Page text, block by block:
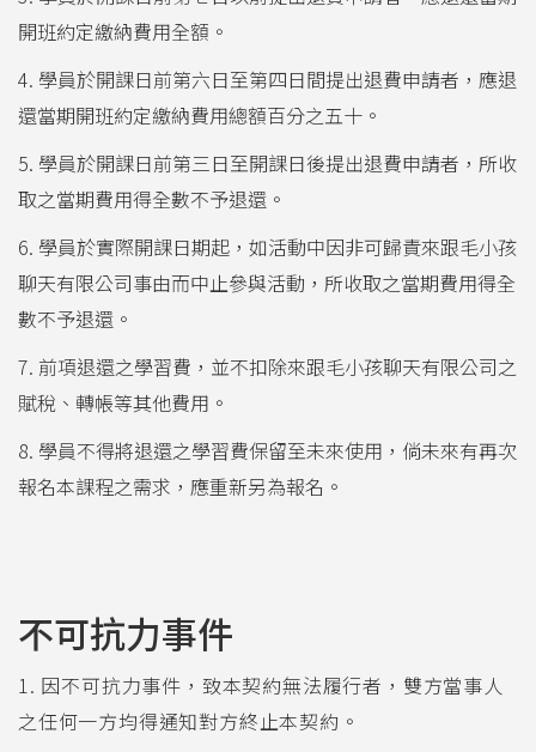
開班約定繳納費用全額。
4. 學員於開課日前第六日至第四日間提出退費申請者，應退
還當期開班約定繳納費用總額百分之五十。
5. 學員於開課日前第三日至開課日後提出退費申請者，所收
取之當期費用得全數不予退還。
6. 學員於實際開課日期起，如活動中因非可歸責來跟毛小孩
聊天有限公司事由而中止參與活動，所收取之當期費用得全
數不予退還。
7. 前項退還之學習費，並不扣除來跟毛小孩聊天有限公司之
賦稅、轉帳等其他費用。
8. 學員不得將退還之學習費保留至未來使用，倘未來有再次
報名本課程之需求，應重新另為報名。
不可抗力事件
1. 因不可抗力事件，致本契約無法履行者，雙方當事人
之任何一方均得通知對方終止本契約。